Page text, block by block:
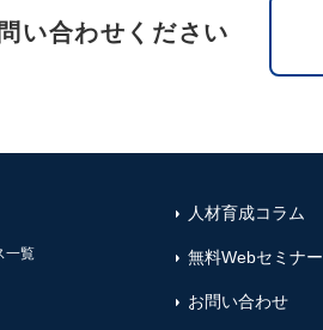
い合わせください
一覧
人材育成コラム
無料Webセミナー
お問い合わせ